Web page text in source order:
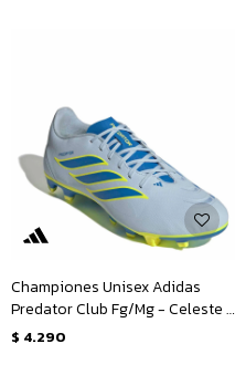
Championes Unisex Adidas
Predator Club Fg/Mg - Celeste -
Amarillo
$ 4.290